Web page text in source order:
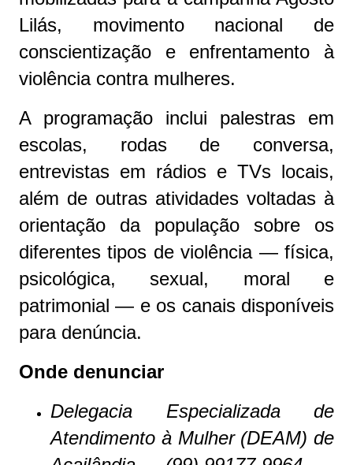
Lilás, movimento nacional de
conscientização e enfrentamento à
violência contra mulheres.
A programação inclui palestras em
escolas, rodas de conversa,
entrevistas em rádios e TVs locais,
além de outras atividades voltadas à
orientação da população sobre os
diferentes tipos de violência — física,
psicológica, sexual, moral e
patrimonial — e os canais disponíveis
para denúncia.
Onde denunciar
Delegacia Especializada de
Atendimento à Mulher (DEAM) de